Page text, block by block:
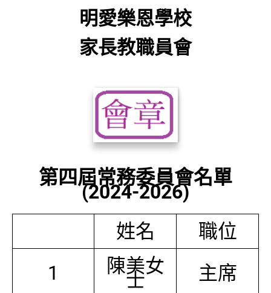
明愛樂恩學校
家長教職員會
第四屆常務委員會名單
(2024-2026)
姓名
職位
1
陳美女
士 主席